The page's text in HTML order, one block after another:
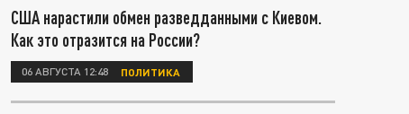
США нарастили обмен разведданными с Киевом.
Как это отразится на России?
06 АВГУСТА 12:48 ПОЛИТИКА